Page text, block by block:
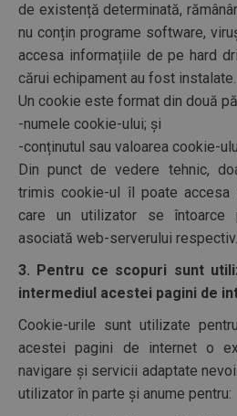
de existență determinată,
nu conțin programe software,
accesa informațiile de pe hard
cărui echipament au fost instalate.
Un cookie este format din două
-numele cookie-ului; și
-conținutul sau valoarea cookie-
Din punct de vedere tehnic,
trimis cookie-ul îl poate accesa
care un utilizator se întoarce
asociată web-serverului respectiv.
3. Pentru ce scopuri sunt
intermediul acestei pagini de
Cookie-urile sunt utilizate
acestei pagini de internet o
navigare și servicii adaptate
utilizator în parte și anume pentru: